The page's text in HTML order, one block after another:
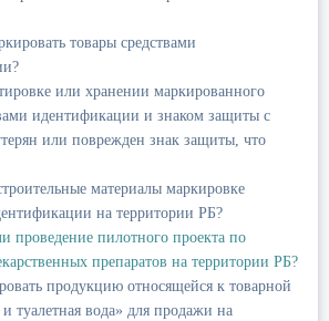
товары средствами
или хранении маркированного
идентификации и знаком защиты с
или поврежден знак защиты, что
материалы маркировке
на территории РБ?
проведение пилотного проекта по
препаратов на территории РБ?
продукцию относящейся к товарной
туалетная вода» для продажи на